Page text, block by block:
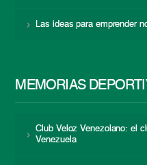
Las ideas para emprender
MEMORIAS
Club Veloz Venezolano: el
Venezuela